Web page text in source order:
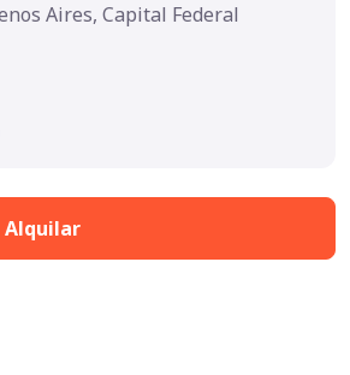
Aires, Capital Federal
Alquilar